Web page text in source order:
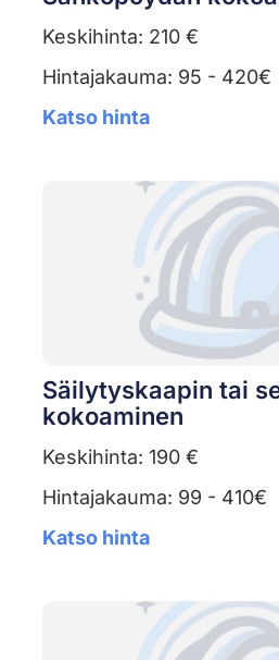
Keskihinta: 210 €
Hintajakauma: 95 - 420€
Katso hinta
Säilytyskaapin tai
kokoaminen
Keskihinta: 190 €
Hintajakauma: 99 - 410€
Katso hinta